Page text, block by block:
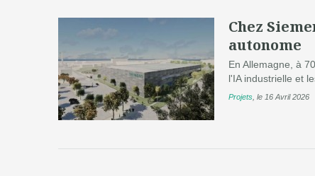
Chez
autonome
En Allemagne, à
l'IA industrielle et
Projets le 16 Avril 2026